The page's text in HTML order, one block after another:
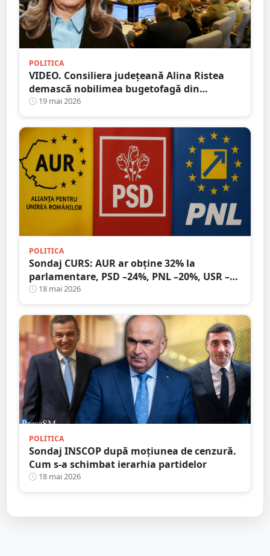
POLITICA
VIDEO. Consiliera județeană Alina Ristea
demască nobilimea bugetofagă din
instituțiile publice din Satu Mare
19 mai 2026
POLITICA
Sondaj CURS: AUR ar obține 32% la
parlamentare, PSD –24%, PNL –20%, USR –
10%. Călin Georgescu are 32% încredere
multă și foarte multă
18 mai 2026
POLITICA
Sondaj INSCOP după moţiunea de cenzură.
Cum s-a schimbat ierarhia partidelor
18 mai 2026